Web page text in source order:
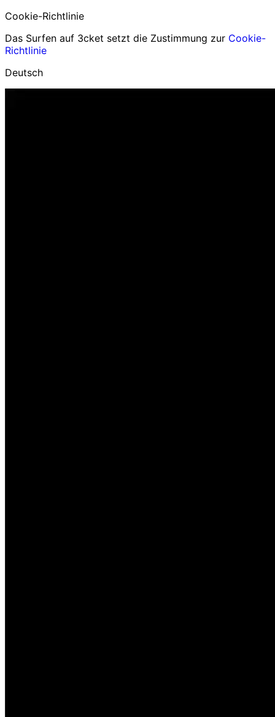
Cookie-Richtlinie
Das Surfen auf 3cket setzt die Zustimmung zur Cookie-
Richtlinie
Deutsch